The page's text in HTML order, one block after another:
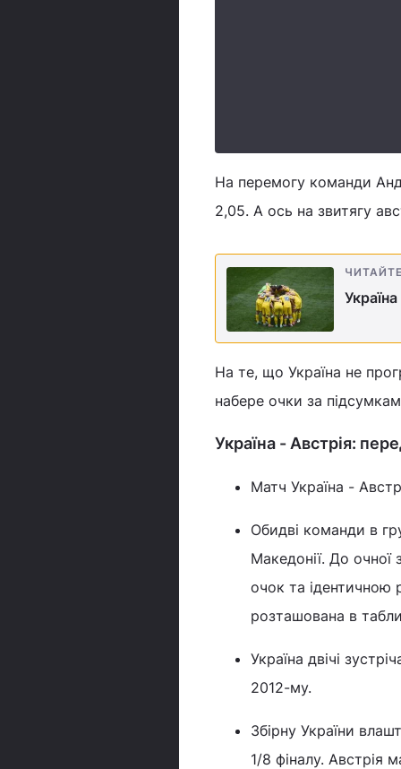
На перемогу команди
2,05. А ось на звитягу
На те, що Україна не
набере очки за
Україна - Австрія:
Матч Україна -
Обидві команди в
Македонії. До очної
очок та ідентичною
розташована в
Україна двічі
2012-му.
Збірну України
1/8 фіналу. Австрія